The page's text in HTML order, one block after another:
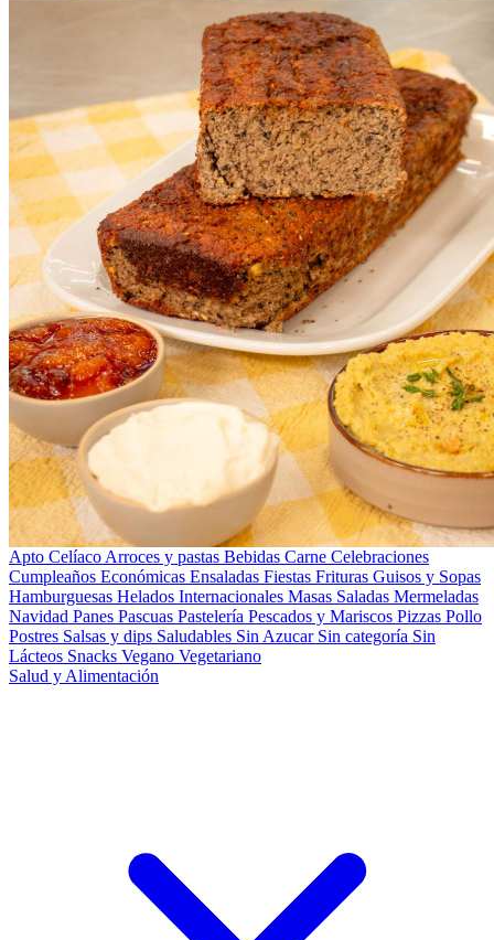
Apto Celíaco Arroces y pastas Bebidas Carne Celebraciones
Cumpleaños Económicas Ensaladas Fiestas Frituras Guisos y Sopas
Hamburguesas Helados Internacionales Masas Saladas Mermeladas
Navidad Panes Pascuas Pastelería Pescados y Mariscos Pizzas Pollo
Postres Salsas y dips Saludables Sin Azucar Sin categoría Sin
Lácteos Snacks Vegano Vegetariano
Salud y Alimentación